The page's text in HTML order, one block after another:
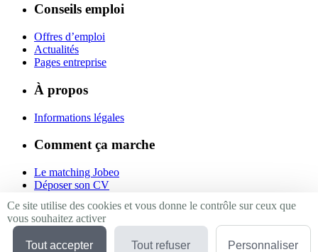
Conseils emploi
Offres d’emploi
Actualités
Pages entreprise
À propos
Informations légales
Comment ça marche
Le matching Jobeo
Déposer son CV
Suivez-nous
Ce site utilise des cookies et vous donne le contrôle sur ceux que
vous souhaitez activer
Tout accepter Tout refuser Personnaliser